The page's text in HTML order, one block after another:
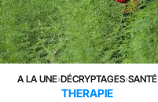
A LA UNE›DÉCRYPTAGES›SANTÉ
THERAPIE